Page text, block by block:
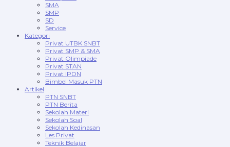
SMA
SMP
SD
Service
Kategori
Privat UTBK SNBT
Privat SMP & SMA
Privat Olimpiade
Privat STAN
Privat IPDN
Bimbel Masuk PTN
Artikel
PTN SNBT
PTN Berita
Sekolah Materi
Sekolah Soal
Sekolah Kedinasan
Les Privat
Teknik Belajar